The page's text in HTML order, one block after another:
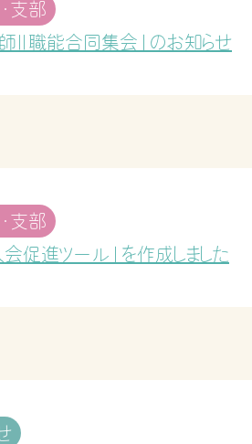
支部
Ⅱ職能合同集会」のお知らせ
支部
促進ツール」を作成しました